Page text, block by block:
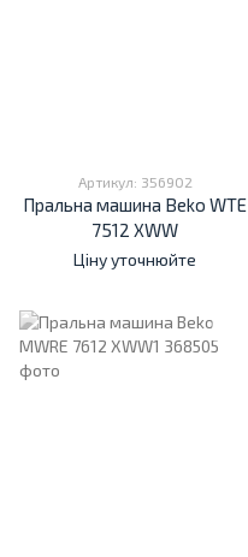
Артикул: 356902
Пральна машина Beko WTE
7512 XWW
Ціну уточнюйте